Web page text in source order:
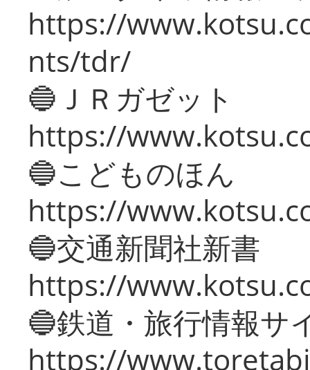
https://
nts/tdr/
🔵ＪＲガゼット
https://
🔵こどものほん
https://
🔵交通新聞社新書
https://
🔵鉄道・旅行情報サ
https://